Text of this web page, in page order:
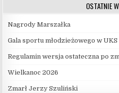
OSTATNIE
Nagrody Marszałka
Gala sportu młodzieżowego w
Regulamin wersja ostateczna po
Wielkanoc 2026
Zmarł Jerzy Szuliński